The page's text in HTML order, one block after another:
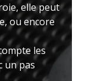
elle peut
ou encore
les
un pas